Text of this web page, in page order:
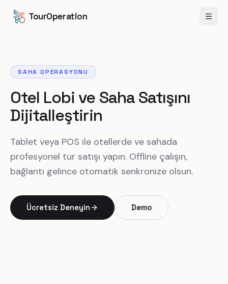
TourOperation
SAHA OPERASYONU
Otel Lobi ve Saha Satışını
Dijitalleştirin
Tablet veya POS ile otellerde ve sahada
profesyonel tur satışı yapın. Offline çalışın,
bağlantı gelince otomatik senkronize olsun.
Ücretsiz Deneyin Demo